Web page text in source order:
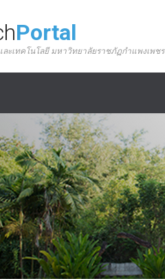
Portal
เทคโนโลยี มหาวิทยาลัยราชภัฏกำแพงเพชร